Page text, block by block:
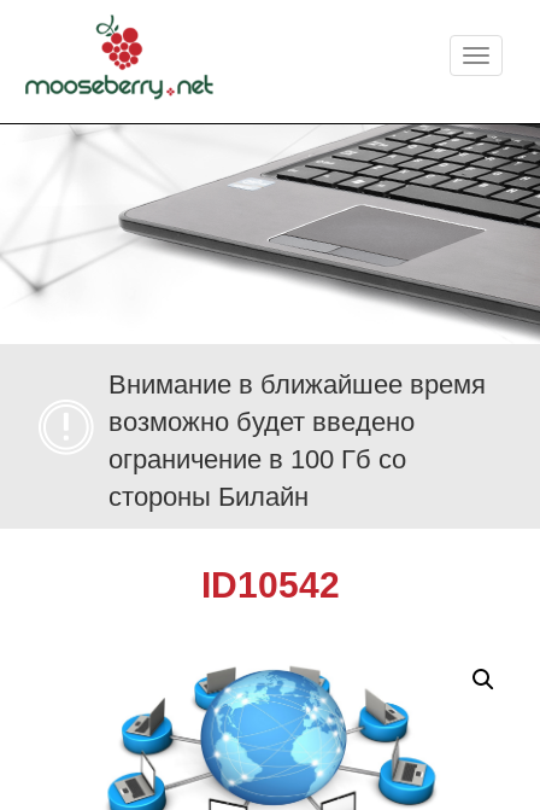
Меню
Внимание в ближайшее время
возможно будет введено
ограничение в 100 Гб со
стороны Билайн
ID10542